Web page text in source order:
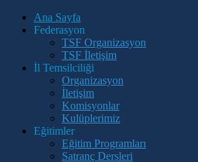
Ana Sayfa
Federasyon
TSF Organizasyon
TSF İletişim
İl Temsilciliği
Organizasyon
İletişim
Komisyonlar
Kulüplerimiz
Eğitimler
Eğitim Programları
Satranç Dersleri